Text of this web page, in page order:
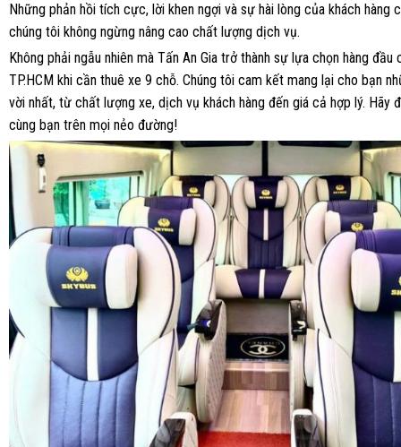
Những phản hồi tích cực, lời khen ngợi và sự hài lòng của khách hàng
chúng tôi không ngừng nâng cao chất lượng dịch vụ.
Không phải ngẫu nhiên mà Tấn An Gia trở thành sự lựa chọn hàng đầu
TP.HCM khi cần thuê xe 9 chỗ. Chúng tôi cam kết mang lại cho bạn
vời nhất, từ chất lượng xe, dịch vụ khách hàng đến giá cả hợp lý. Hãy
cùng bạn trên mọi nẻo đường!